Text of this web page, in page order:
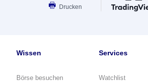
Drucken
Wissen
Börse besuchen
Services
Watchlist